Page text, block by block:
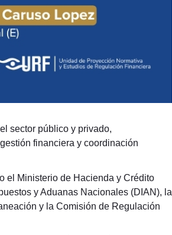
sector público y privado,
financiera y coordinación
el Ministerio de Hacienda y Crédito
y Aduanas Nacionales (DIAN), la
y la Comisión de Regulación